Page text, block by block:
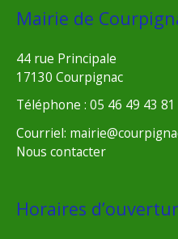
Mairie de
44 rue Principale
17130 Courpignac
Téléphone : 05 46 49 43 81
Courriel:
Nous contacter
Horaires